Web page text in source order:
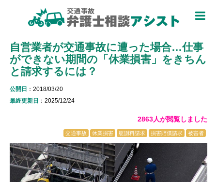
自営業者が交通事故に遭った場合…仕事
ができない期間の「休業損害」をきちん
と請求するには？
公開日 ：2018/03/20
最終更新日 ：2025/12/24
2863人が閲覧しました
交通事故 休業損害 慰謝料請求 損害賠償請求 被害者
被害者のための基礎知識 ▼
被害者になったら
適用できる保険を知る
休業損害について知る
弁護士特約について知る
加害者側について知る